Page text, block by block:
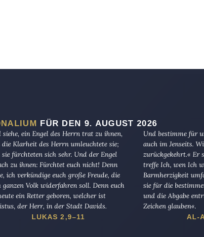
FÜR DEN 9. AUGUST 2026
siehe, ein Engel des Herrn trat zu ihnen,
Klarheit des Herrn umleuchtete sie;
fürchteten sich sehr. Und der Engel
zu ihnen: Fürchtet euch nicht! Denn
ich verkündige euch große Freude, die
ganzen Volk widerfahren soll. Denn euch
ein Retter geboren, welcher ist
der Herr, in der Stadt Davids.
LUKAS 2,9–11
Und bestimme für
auch im Jenseits.
zurückgekehrt.« Er
treffe Ich, wen Ich
Barmherzigkeit
sie für die
und die Abgabe
Zeichen glauben«.
AL-